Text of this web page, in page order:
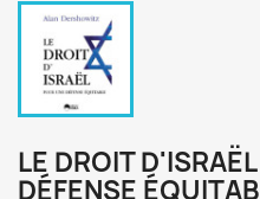
LE DROIT
DÉFENSE